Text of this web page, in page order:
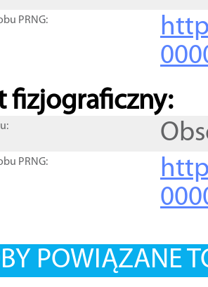
PRNG:
fizjograficzny:
PRNG:
POWIĄZANE